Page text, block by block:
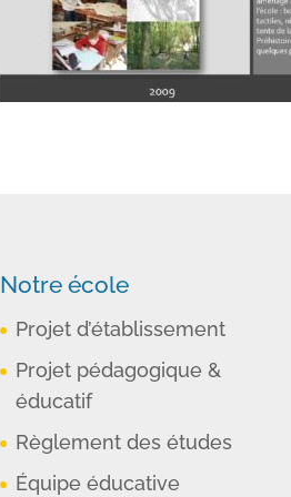
Notre école
Projet d’établissement
Projet pédagogique &
éducatif
Règlement des études
Équipe éducative